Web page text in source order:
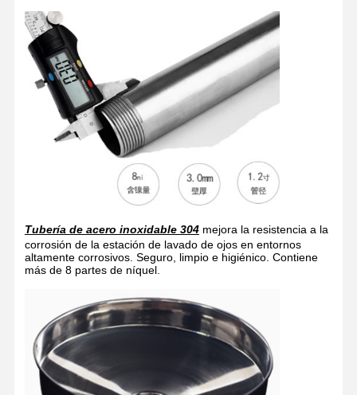
Control De
Calidad
CONTÁCTAN
OS
Noticias
Ahora Charle
Ducha de emergencia y lavado de ojos
Enjuague de ojos con agua templada
Estación de lavado de ojos montada en la pared
Estación de lavado de ojos en el mostrador
Estación de lavado de ojos con pedal de pie
Tubería de acero inoxidable 304mejora la resistencia a la
corrosión de la estación de lavado de ojos en entornos
altamente corrosivos. Seguro, limpio e higiénico. Contiene
más de 8 partes de níquel.